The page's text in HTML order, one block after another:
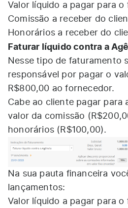
Valor líquido a pagar para o
Comissão a receber do
Honorários a receber do
Faturar líquido contra a
Nesse tipo de faturamento
responsável por pagar o
R$800,00 ao fornecedor.
Cabe ao cliente pagar para
valor da comissão
honorários (R$100,00).
Na sua pauta financeira
lançamentos:
Valor líquido a pagar para o